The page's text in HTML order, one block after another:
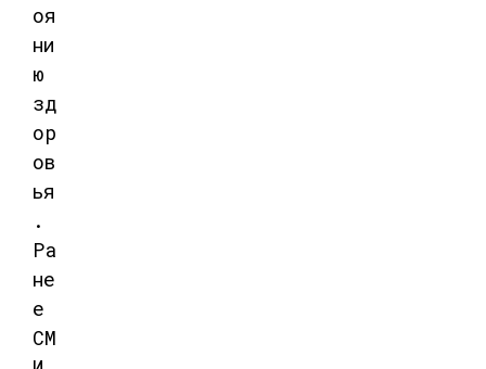
оя
ни
ю
зд
ор
ов
ья
.
Ра
не
е
СМ